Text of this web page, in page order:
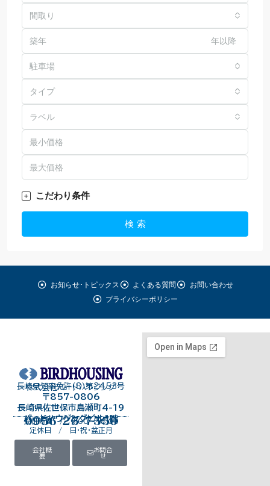
間取り
年以降
駐車場
タイプ
ラベル
こだわり条件
検 索
お知らせ･トピックス よくある質問
お問い合わせ
プライバシーポリシー
長崎県知事免許（8）第2453号
株式会社バードハウジング
〒857-0806
長崎県佐世保市島瀬町4-19
バードハウジングビル１階
0956-25-7550
受付時間 / 9:00～18:00
定休日 / 日・祝・盆正月
会社概
要
お問合
せ